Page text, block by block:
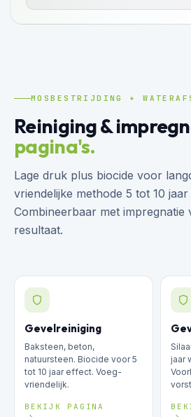
MOSBESTRIJDING +
Reiniging &
pagina's.
Lage druk plus biocide voor
vriendelijke methode 5 tot 10
Combineerbaar met impregnatie
resultaat.
Gevelreiniging
Baksteen, beton,
natuursteen. Biocide voor 5
tot 10 jaar effect. Voeg-
vriendelijk.
BEKIJK PAGINA
jaar